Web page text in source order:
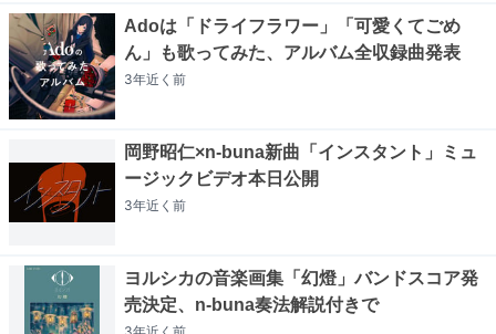
Adoは「ドライフラワー」「可愛くてごめ
ん」も歌ってみた、アルバム全収録曲発表
3年近く 前
岡野昭仁×n-buna新曲「インスタント」ミュ
ージックビデオ本日公開
3年近く 前
ヨルシカの音楽画集「幻燈」バンドスコア発
売決定、n-buna奏法解説付きで